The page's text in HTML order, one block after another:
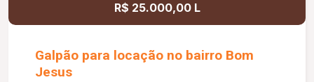
R$ 25.000,00 L
Galpão para locação no bairro Bom
Jesus